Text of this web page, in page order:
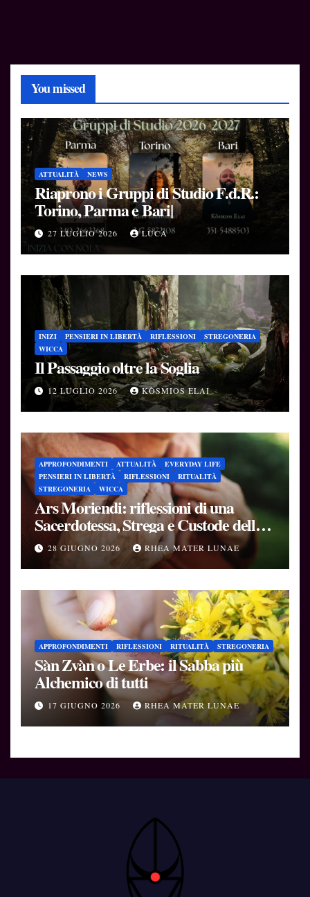
You missed
ATTUALITÀ NEWS
Riaprono i Gruppi di Studio F.d.R.:
Torino, Parma e Bari|
27 LUGLIO 2026 LUCA
INIZI PENSIERI IN LIBERTÀ RIFLESSIONI
STREGONERIA
WICCA
Il Passaggio oltre la Soglia
12 LUGLIO 2026 KÒSMIOS ELAI
APPROFONDIMENTI ATTUALITÀ
EVERYDAY LIFE
PENSIERI IN LIBERTÀ
RIFLESSIONI
RITUALITÀ
STREGONERIA
WICCA
Ars Moriendi: riflessioni di una
Sacerdotessa, Strega e Custode delle
Soglie
28 GIUGNO 2026 RHEA MATER LUNAE
APPROFONDIMENTI RIFLESSIONI RITUALITÀ STREGONERIA
Sàn Zvàn o Le Erbe: il Sabba più
Alchemico di tutti
17 GIUGNO 2026 RHEA MATER LUNAE